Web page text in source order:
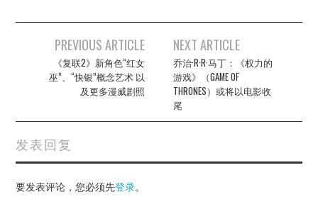
navigation
PREVIOUS ARTICLE
《复联2》新角色“红女
巫”、“快银”概念艺术 以
及更多漫威剧照
NEXT ARTICLE
乔治·R·R·马丁：《权力的
游戏》（GAME OF
THRONES）或将以电影收
尾
发表回复
要发表评论，您必须先登录。